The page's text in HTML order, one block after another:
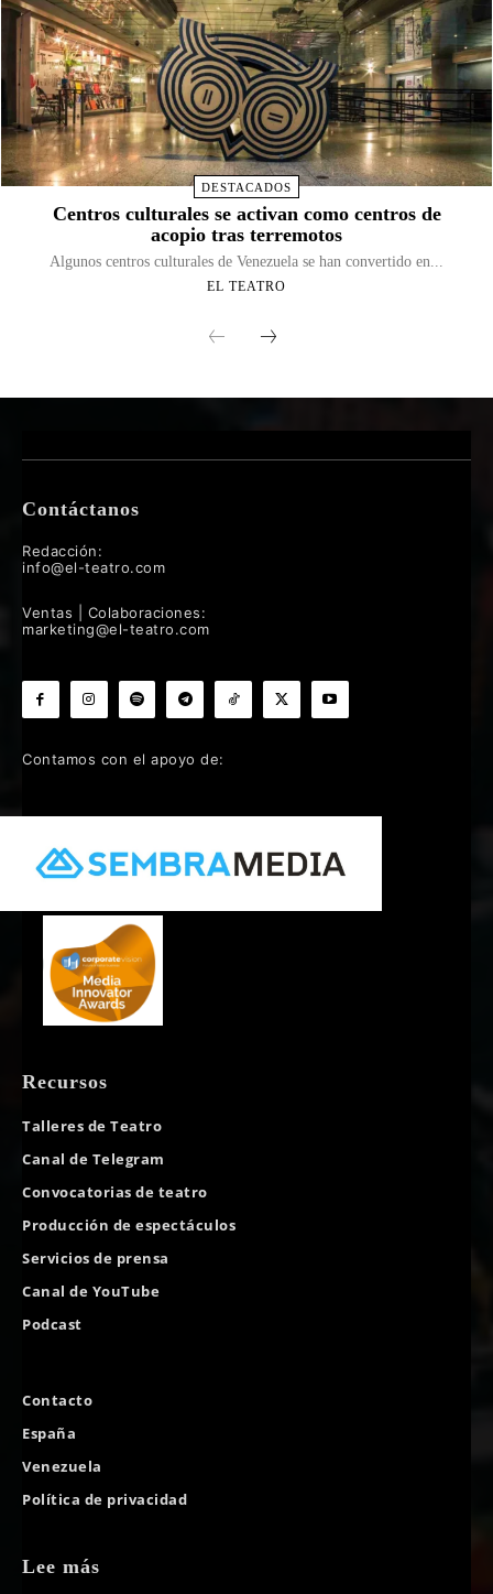
DESTACADOS
Centros culturales se activan como centros de
acopio tras terremotos
Algunos centros culturales de Venezuela se han convertido en...
EL TEATRO
Contáctanos
Redacción:
info@el-teatro.com
Ventas | Colaboraciones:
marketing@el-teatro.com
Contamos con el apoyo de:
Recursos
Talleres de Teatro
Canal de Telegram
Convocatorias de teatro
Producción de espectáculos
Servicios de prensa
Canal de YouTube
Podcast
Contacto
España
Venezuela
Política de privacidad
Lee más